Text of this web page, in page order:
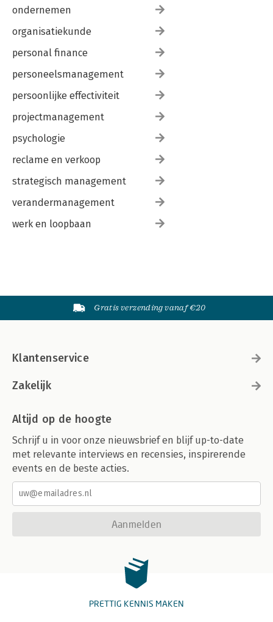
ondernemen
organisatiekunde
personal finance
personeelsmanagement
persoonlijke effectiviteit
projectmanagement
psychologie
reclame en verkoop
strategisch management
verandermanagement
werk en loopbaan
Gratis verzending vanaf €20
Klantenservice
Zakelijk
Altijd op de hoogte
Schrijf u in voor onze nieuwsbrief en blijf up-to-date
met relevante interviews en recensies, inspirerende
events en de beste acties.
Aanmelden
PRETTIG KENNIS MAKEN